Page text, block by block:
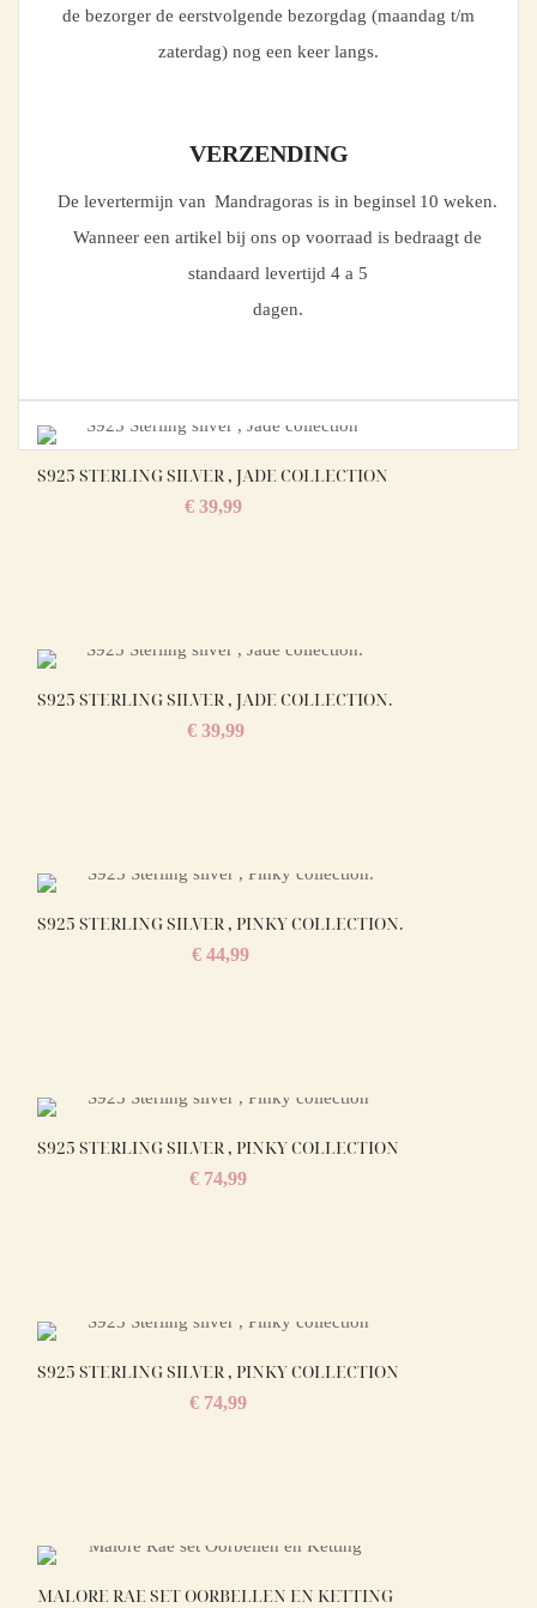
de bezorger de eerstvolgende bezorgdag (maandag t/m
zaterdag) nog een keer langs.
VERZENDING
De levertermijn van Mandragoras is in beginsel 10 weken.
Wanneer een artikel bij ons op voorraad is bedraagt de
standaard levertijd 4 a 5
dagen.
S925 STERLING SILVER , JADE COLLECTION
€39,99
S925 STERLING SILVER , JADE COLLECTION.
€39,99
S925 STERLING SILVER , PINKY COLLECTION.
€ 44,99
S925 STERLING SILVER , PINKY COLLECTION
€ 74,99
S925 STERLING SILVER , PINKY COLLECTION
€ 74,99
MALORE RAE SET OORBELLEN EN KETTING